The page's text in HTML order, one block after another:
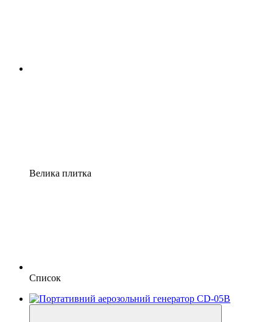
Велика плитка
Список